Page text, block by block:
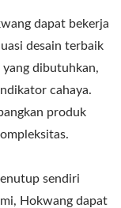
dapat bekerja
desain terbaik
dibutuhkan,
cahaya.
produk
sendiri
Hokwang dapat